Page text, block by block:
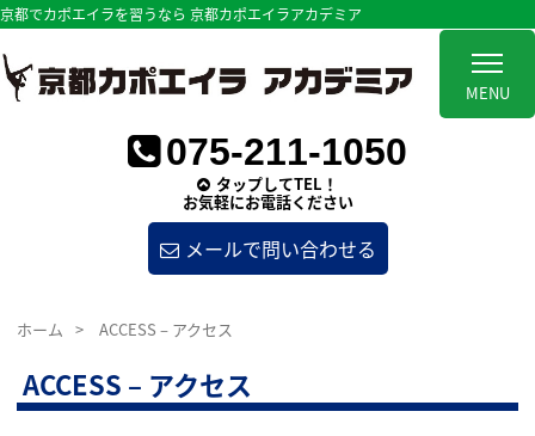
MENU
京都でカポエイラを習うなら 京都カポエイラアカデミア
075-211-1050
タップしてTEL！
お気軽にお電話ください
メールで問い合わせる
ホーム > ACCESS – アクセス
ACCESS – アクセス